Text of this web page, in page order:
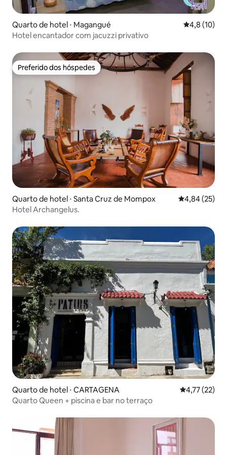
Quarto de hotel ⋅ Magangué 4,8 de uma
4,8 (10)
Hotel encantador com jacuzzi privativo
Preferido dos hóspedes
Preferido dos hóspedes
Quarto de hotel ⋅ Santa Cruz de Mompox 4,84 de uma
4,84 (25)
Hotel Archangelus.
Quarto de hotel ⋅ CARTAGENA 4,77 de uma
4,77 (22)
Quarto Queen + piscina e bar no terraço